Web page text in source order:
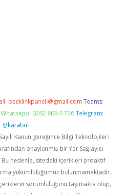
backlinkpaneli@gmail.com Teams:
Whatsapp: 0262 606 0 726 Telegram:
@karabul
Kanun gereğince Bilgi Teknolojileri
onaylanmış bir Yer Sağlayıcı
nedenle, sitedeki içerikleri proaktif
yükümlülüğümüz bulunmamaktadır.
sorumluluğunu taşımakta olup,